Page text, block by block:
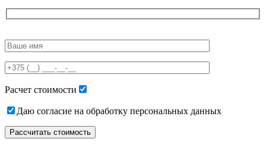
leave
field
empty.
Расчет стоимости
Даю согласие на обработку персональных данных